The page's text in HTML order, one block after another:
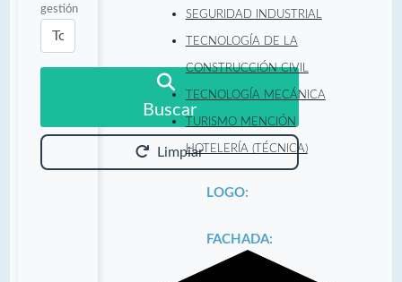
gestión
Buscar
Limpiar
SEGURIDAD INDUSTRIAL
TECNOLOGÍA DE LA
CONSTRUCCIÓN CIVIL
TECNOLOGÍA MECÁNICA
TURISMO MENCIÓN
HOTELERÍA (TÉCNICA)
LOGO:
FACHADA: